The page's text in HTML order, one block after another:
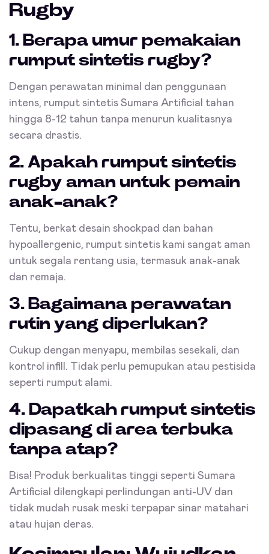
Rugby
1. Berapa umur pemakaian
rumput sintetis rugby?
Dengan perawatan minimal dan penggunaan
intens, rumput sintetis Sumara Artificial tahan
hingga 8-12 tahun tanpa menurun kualitasnya
secara drastis.
2. Apakah rumput sintetis
rugby aman untuk pemain
anak-anak?
Tentu, berkat desain shockpad dan bahan
hypoallergenic, rumput sintetis kami sangat aman
untuk segala rentang usia, termasuk anak-anak
dan remaja.
3. Bagaimana perawatan
rutin yang diperlukan?
Cukup dengan menyapu, membilas sesekali, dan
kontrol infill. Tidak perlu pemupukan atau pestisida
seperti rumput alami.
4. Dapatkah rumput sintetis
dipasang di area terbuka
tanpa atap?
Bisa! Produk berkualitas tinggi seperti Sumara
Artificial dilengkapi perlindungan anti-UV dan
tidak mudah rusak meski terpapar sinar matahari
atau hujan deras.